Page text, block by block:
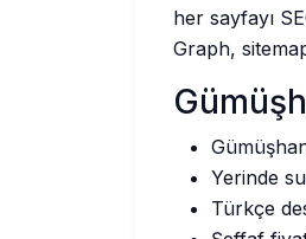
her sayfayı
Graph,
Yerinde
Türkçe